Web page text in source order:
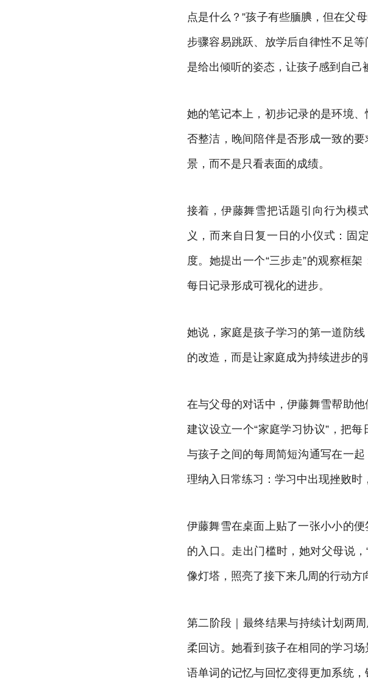
点是什么？”孩子有些腼腆，但在父
步骤容易跳跃、放学后自律性不足
是给出倾听的姿态，让孩子感到自己
她的笔记本上，初步记录的是环境
否整洁，晚间陪伴是否形成一致的
景，而不是只看表面的成绩。
接着，伊藤舞雪把话题引向行为模
义，而来自日复一日的小仪式：固
度。她提出一个“三步走”的观察框
每日记录形成可视化的进步。
她说，家庭是孩子学习的第一道防
的改造，而是让家庭成为持续进步的
在与父母的对话中，伊藤舞雪帮助
建议设立一个“家庭学习协议”，把
与孩子之间的每周简短沟通写在一
理纳入日常练习：学习中出现挫败时
伊藤舞雪在桌面上贴了一张小小的
的入口。走出门槛时，她对父母说
像灯塔，照亮了接下来几周的行动方
第二阶段｜最终结果与持续计划两
柔回访。她看到孩子在相同的学习
语单词的记忆与回忆变得更加系统